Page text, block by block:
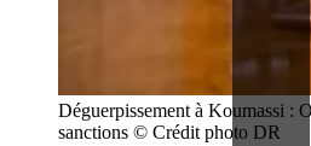
Déguerpissement à Koumassi :
sanctions © Crédit photo DR